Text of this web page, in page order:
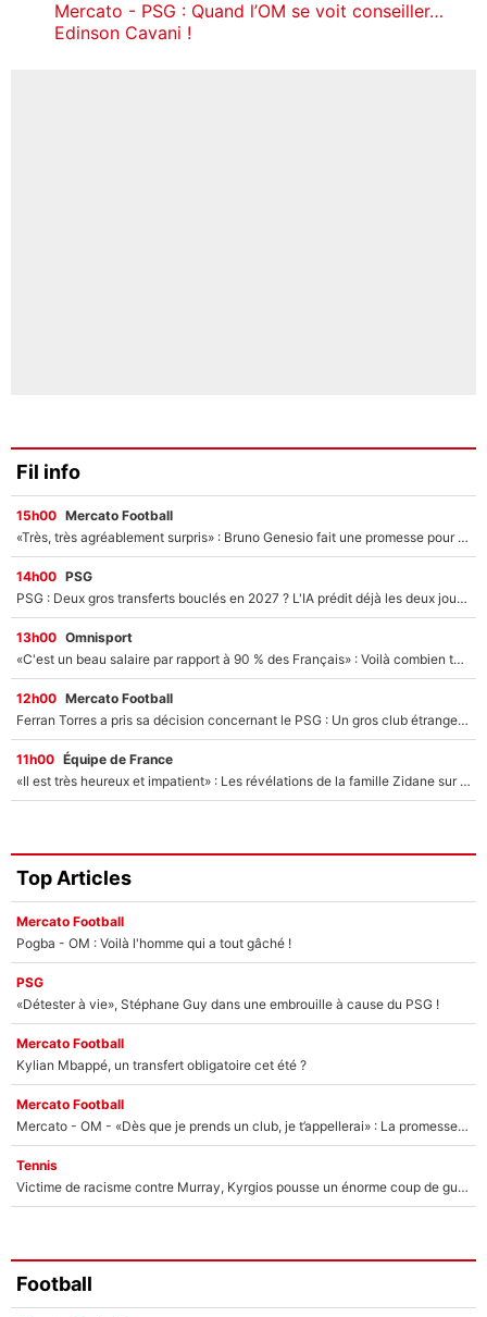
Mercato - PSG : Quand l’OM se voit conseiller…
Edinson Cavani !
Fil info
15h00 Mercato Football
«Très, très agréablement surpris» : Bruno Genesio fait une promesse pour la suite du mercato de l’OM et rassure les supporters
14h00 PSG
PSG : Deux gros transferts bouclés en 2027 ? L'IA prédit déjà les deux joueurs qui pourraient rejoindre Luis Enrique !
13h00 Omnisport
«C'est un beau salaire par rapport à 90 % des Français» : Voilà combien touchait Nelson Monfort sur France Télévisions avant de rejoindre CNews
12h00 Mercato Football
Ferran Torres a pris sa décision concernant le PSG : Un gros club étranger prêt à relancer le feuilleton pour la signature du champion du monde 2026 !
11h00 Équipe de France
«Il est très heureux et impatient» : Les révélations de la famille Zidane sur sa prise de pouvoir en équipe de France !
Top Articles
Mercato Football
Pogba - OM : Voilà l'homme qui a tout gâché !
PSG
«Détester à vie», Stéphane Guy dans une embrouille à cause du PSG !
Mercato Football
Kylian Mbappé, un transfert obligatoire cet été ?
Mercato Football
Mercato - OM - «Dès que je prends un club, je t’appellerai» : La promesse de Marcelino au moment de claquer la porte
Tennis
Victime de racisme contre Murray, Kyrgios pousse un énorme coup de gueule !
Football